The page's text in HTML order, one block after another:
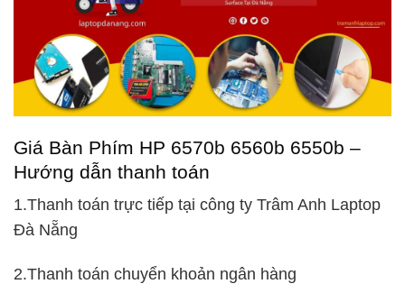
Giá Bàn Phím HP 6570b 6560b 6550b –
Hướng dẫn thanh toán
1.Thanh toán trực tiếp tại công ty Trâm Anh Laptop
Đà Nẵng
2.Thanh toán chuyển khoản ngân hàng